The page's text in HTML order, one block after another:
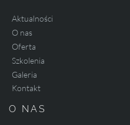
Aktualności
O nas
Oferta
Szkolenia
Galeria
Kontakt
O NAS